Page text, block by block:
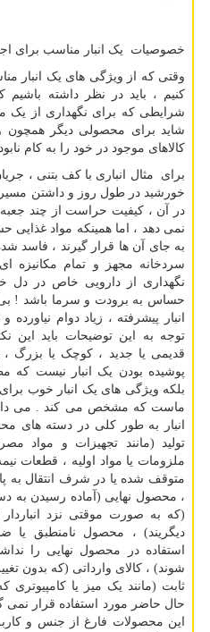
خصوصیات یک انبار مناسب برای
وقتی که از ویژگی های یک انبار
کنیم ، باید در نظر داشته
شرایطی که برای نگهداری از یک
شاید برای محصولی دیگر
کالاهای موجود در خود را به کام
برای مثال انباری با کف بتنی ،
خورشید در طول روز و داشتن
در آن ، کیفیت حراست از چند
نمی دهد ، اما همینکه مواد
به جای آن ها قرار گیرند ، فاسد
سردخانه مجهز و تمام مکانیزه
نگهداری از دارویی خاص در دل
حساس به برودت و سرما باشد ! بی
انبار پیشرفته ، زیاد دوام
توجه به این توضیحات باید این
قدیمی یا جدید ، کوچک یا بزرگ ،
پوشیده بودن یک انبار نیست که
بلکه ویژگی های یک انبار خوب
ماست که مشخص می کند . می
انبار به طور کلی در دسته های
تولید (مانند تجهیزات و مواد
ملزومات یا مواد اولیه ، قطعات
متوقف شده یا در شرف انتقال به
، محصول نهایی (آماده رسیدن به
(که به صورت موقتی نزد
دیگریند) ، محصول نامنطبق
استفاده در محصول نهایی را
شوند) ، کالای وارداتی (که بدون
ثابت (مانند یک میز یا کامپیوتری
حال حاضر مورد استفاده قرار
این محصولات فارغ از جنس و